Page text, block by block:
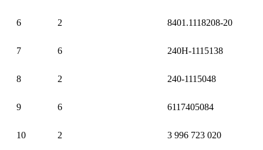
6 2 8401.1118208-20
7 6 240Н-1115138
8 2 240-1115048
9 6 6117405084
10 2 3 996 723 020